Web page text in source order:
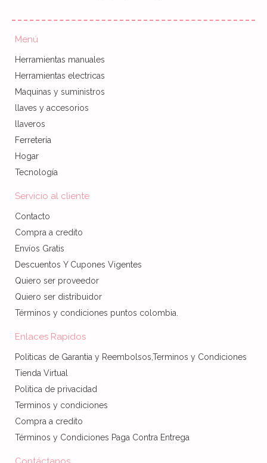
Menú
Herramientas manuales
Herramientas electricas
Maquinas y suministros
llaves y accesorios
llaveros
Ferretería
Hogar
Tecnología
Servicio al cliente
Contacto
Compra a credito
Envíos Gratis
Descuentos Y Cupones Vigentes
Quiero ser proveedor
Quiero ser distribuidor
Términos y condiciones puntos colombia.
Enlaces Rapidos
Politicas de Garantia y Reembolsos,Terminos y Condiciones
Tienda Virtual
Politica de privacidad
Terminos y condiciones
Compra a credito
Términos y Condiciones Paga Contra Entrega